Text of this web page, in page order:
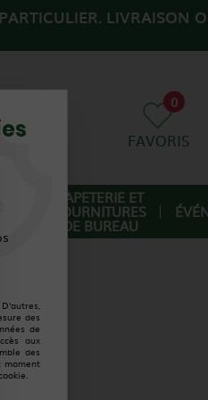
LIVRAISON
0
FAVORIS
PAPETERIE ET
FOURNITURES
DE BUREAU
des
de
aux
des
moment